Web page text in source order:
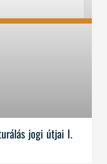
jogi útjai I.